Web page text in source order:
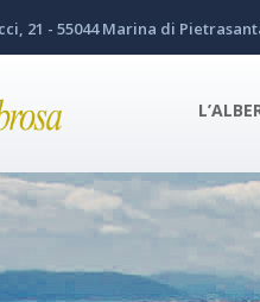
21 - 55044 Marina di